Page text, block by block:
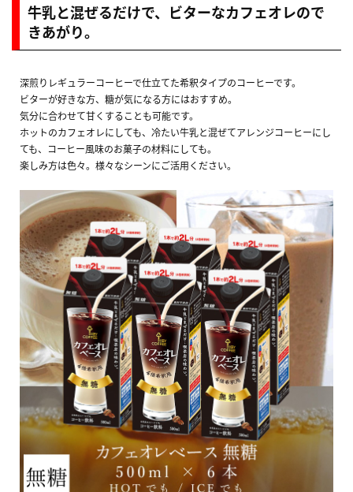
牛乳と混ぜるだけで、ビターなカフェオレので
きあがり。
深煎りレギュラーコーヒーで仕立てた希釈タイプのコーヒーです。
ビターが好きな方、糖が気になる方にはおすすめ。
気分に合わせて甘くすることも可能です。
ホットのカフェオレにしても、冷たい牛乳と混ぜてアレンジコーヒーにし
ても、コーヒー風味のお菓子の材料にしても。
楽しみ方は色々。様々なシーンにご活用ください。